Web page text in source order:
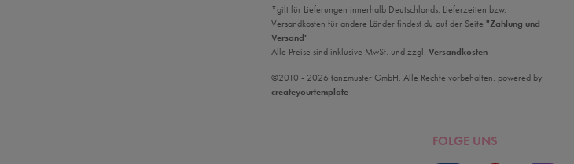
*gilt für Lieferungen innerhalb Deutschlands. Lieferzeiten bzw.
Versandkosten für andere Länder findest du auf der Seite "Zahlung und
Versand"
Alle Preise sind inklusive MwSt. und zzgl. Versandkosten
©2010 - 2026 tanzmuster GmbH. Alle Rechte vorbehalten. powered by
createyourtemplate
FOLGE UNS